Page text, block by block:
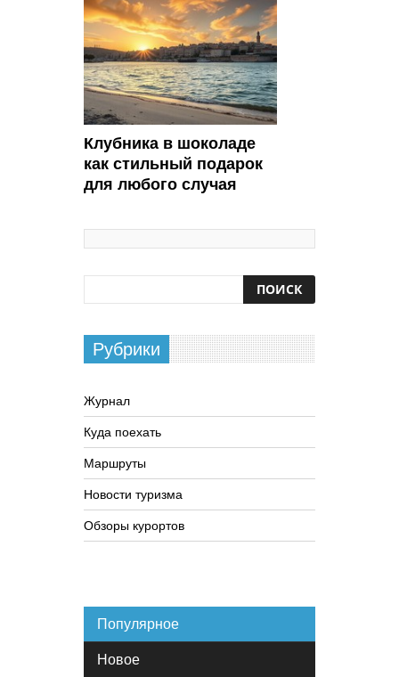
Клубника в шоколаде
как стильный подарок
для любого случая
Рубрики
Журнал
Куда поехать
Маршруты
Новости туризма
Обзоры курортов
Популярное
Новое